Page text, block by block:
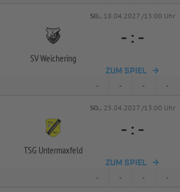
SO.. 18.04.2027 /13:00 Uhr
SV Weichering
- : -
ZUM SPIEL
- - - -
SO.. 25.04.2027 /13:00 Uhr
TSG Untermaxfeld
- : -
ZUM SPIEL
- - - -